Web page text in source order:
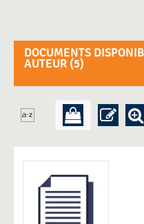
DOCUMENTS
AUTEUR (5)